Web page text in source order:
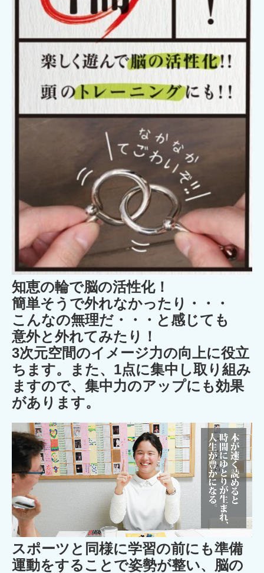
知恵の輪で脳の活性化！
簡単そうで外れなかったり・・・
こんなの無理だ・・・と感じても
意外と外れてみたり！
3次元空間のイメージ力の向上に役立
ちます。また、1点に集中し取り組み
ますので、集中力のアップにも効果
があります。
スポーツと同様に学習の前にも準備
運動をすることで姿勢が整い、脳の